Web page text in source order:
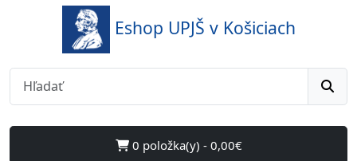
Eshop UPJŠ v Košiciach
0 položka(y) - 0,00€